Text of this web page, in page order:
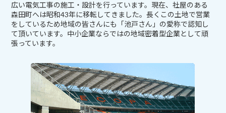
広い電気工事の施工・設計を行っています。現在、社屋のある
森田町へは昭和43年に移転してきました。長くこの土地で営業
をしているため地域の皆さんにも「池戸さん」の愛称で認知し
て頂いています。中小企業ならではの地域密着型企業として頑
張っています。